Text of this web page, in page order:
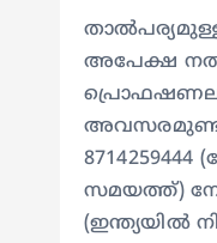
അപേക്ഷ
സമയത്ത്)
(ഇന്ത്യയില്‍